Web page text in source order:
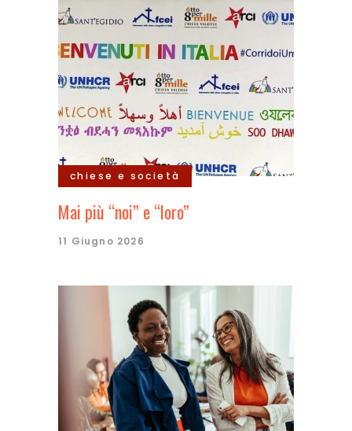
chiese e società
Mai più “noi” e “loro”
11 Giugno 2026